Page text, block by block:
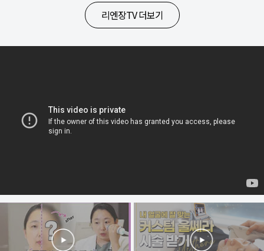
리엔장TV 더보기